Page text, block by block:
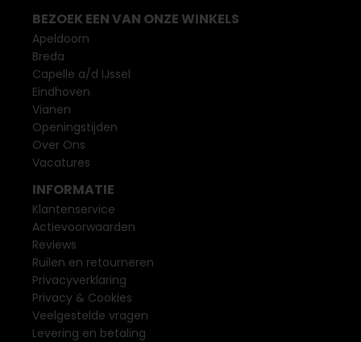
BEZOEK EEN VAN ONZE WINKELS
Apeldoorn
Breda
Capelle a/d IJssel
Eindhoven
Vianen
Openingstijden
Over Ons
Vacatures
INFORMATIE
Klantenservice
Actievoorwaarden
Reviews
Ruilen en retourneren
Privacyverklaring
Privacy & Cookies
Veelgestelde vragen
Levering en betaling